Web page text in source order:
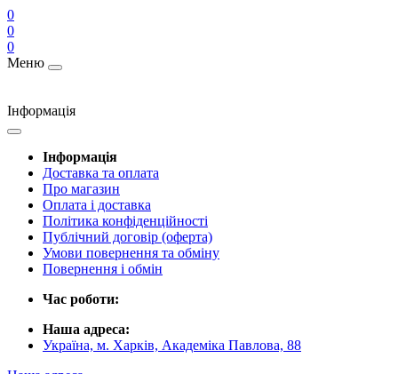
0
0
0
Меню
Інформація
Інформація
Доставка та оплата
Про магазин
Оплата і доставка
Політика конфіденційності
Публічний договір (оферта)
Умови повернення та обміну
Повернення і обмін
Час роботи:
Наша адреса:
Україна, м. Харків, Академіка Павлова, 88